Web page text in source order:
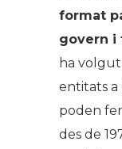
format
govern i
ha
entitats a
poden
des de